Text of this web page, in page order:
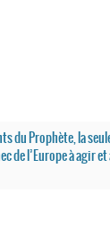
du Prophète, la
de l’Europe à agir